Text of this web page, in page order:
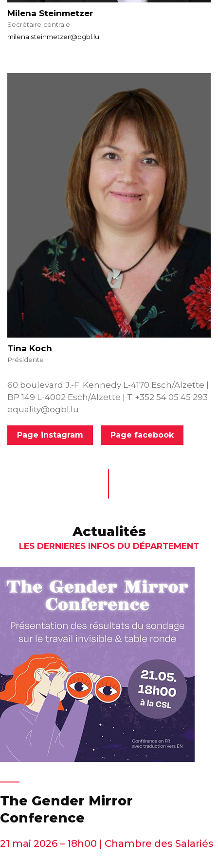
Milena Steinmetzer
Secrétaire centrale
milena.steinmetzer@ogbl.lu
Tina Koch
Présidente
60 boulevard J.-F. Kennedy L-4170 Esch/Alzette |
BP 149 L-4002 Esch/Alzette | T +352 54 05 45 293
equality@ogbl.lu
Page instagram Page facebook
Actualités
LES DERNIERES INFOS DU DÉPARTEMENT
The Gender Mirror
Conference
21 mai 2026 – 18h00 | Chambre des Salariés